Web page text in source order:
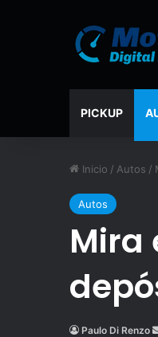
PICKUP
Inicio / Autos /
Autos
Mira
Paulo Di Renzo